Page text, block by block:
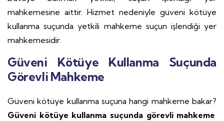
mahkemesine aittir. Hizmet nedeniyle güveni kötüye
kullanma suçunda yetkili mahkeme suçun işlendiği yer
mahkemesidir.
Güveni Kötüye Kullanma Suçunda
Görevli Mahkeme
Güveni kötüye kullanma suçuna hangi mahkeme bakar?
Güveni kötüye kullanma suçunda görevli mahkeme